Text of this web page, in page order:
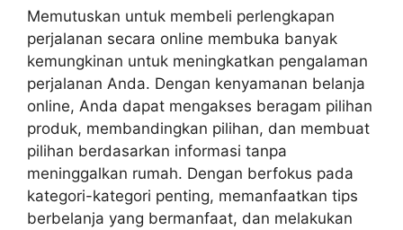
Memutuskan untuk membeli perlengkapan
perjalanan secara online membuka banyak
kemungkinan untuk meningkatkan pengalaman
perjalanan Anda. Dengan kenyamanan belanja
online, Anda dapat mengakses beragam pilihan
produk, membandingkan pilihan, dan membuat
pilihan berdasarkan informasi tanpa
meninggalkan rumah. Dengan berfokus pada
kategori-kategori penting, memanfaatkan tips
berbelanja yang bermanfaat, dan melakukan